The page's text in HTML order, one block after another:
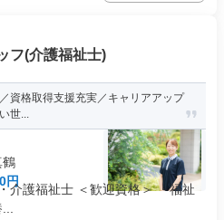
フ(介護福祉士)
資格取得支援充実／キャリアアップ
世...
鶴
円
介護福祉士 ＜歓迎資格＞ ・福祉